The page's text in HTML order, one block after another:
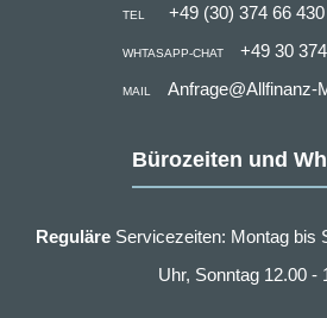
TEL +49 (30) 374 66 430
WHTASAPP-CHAT +49 30
MAIL Anfrage@Allfinanz-
Bürozeiten und
ReguläreServicezeiten: Montag bis
Uhr, Sonntag 12.00 -